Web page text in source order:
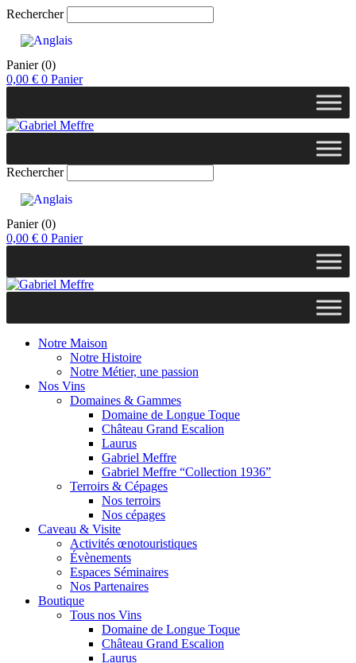
Rechercher
Panier (0)
0,00 € 0 Panier
Rechercher
Panier (0)
0,00 € 0 Panier
Notre Maison
Notre Histoire
Notre Métier, une passion
Nos Vins
Domaines & Gammes
Domaine de Longue Toque
Château Grand Escalion
Laurus
Gabriel Meffre
Gabriel Meffre “Collection 1936”
Terroirs & Cépages
Nos terroirs
Nos cépages
Caveau & Visite
Activités œnotouristiques
Évènements
Espaces Séminaires
Nos Partenaires
Boutique
Tous nos Vins
Domaine de Longue Toque
Château Grand Escalion
Laurus